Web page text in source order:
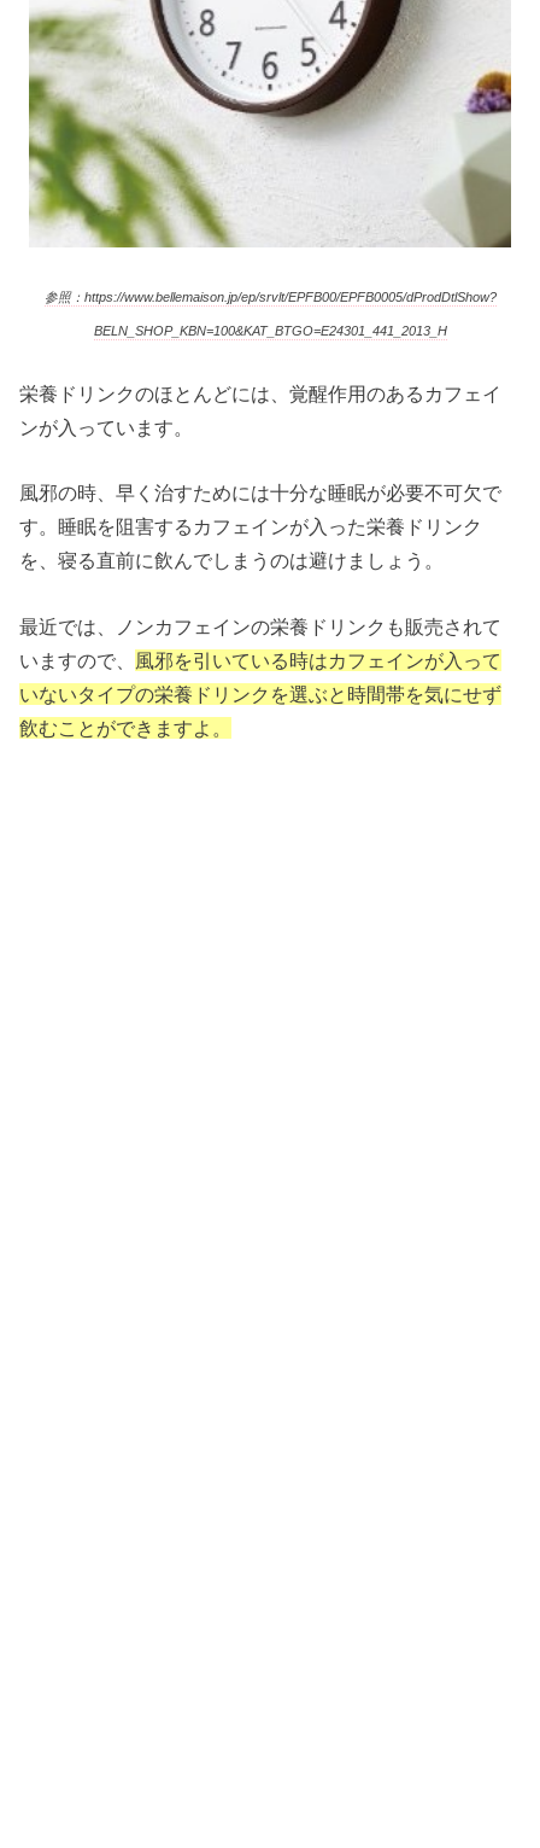
参照：https://www.bellemaison.jp/ep/srvlt/EPFB00/EPFB0005/dProdDtlShow?
BELN_SHOP_KBN=100&KAT_BTGO=E24301_441_2013_H
栄養ドリンクのほとんどには、覚醒作用のあるカフェイ
ンが入っています。
風邪の時、早く治すためには十分な睡眠が必要不可欠で
す。睡眠を阻害するカフェインが入った栄養ドリンク
を、寝る直前に飲んでしまうのは避けましょう。
最近では、ノンカフェインの栄養ドリンクも販売されて
いますので、 風邪を引いている時はカフェインが入って
いないタイプの栄養ドリンクを選ぶと時間帯を気にせず
飲むことができますよ。